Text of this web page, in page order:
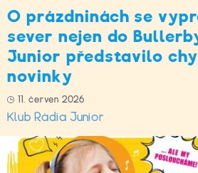
O prázdninách se
sever nejen do
Junior představilo
novinky
11. červen 2026
Klub Rádia Junior